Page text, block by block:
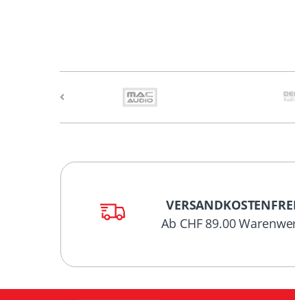
Ab CHF 89.00